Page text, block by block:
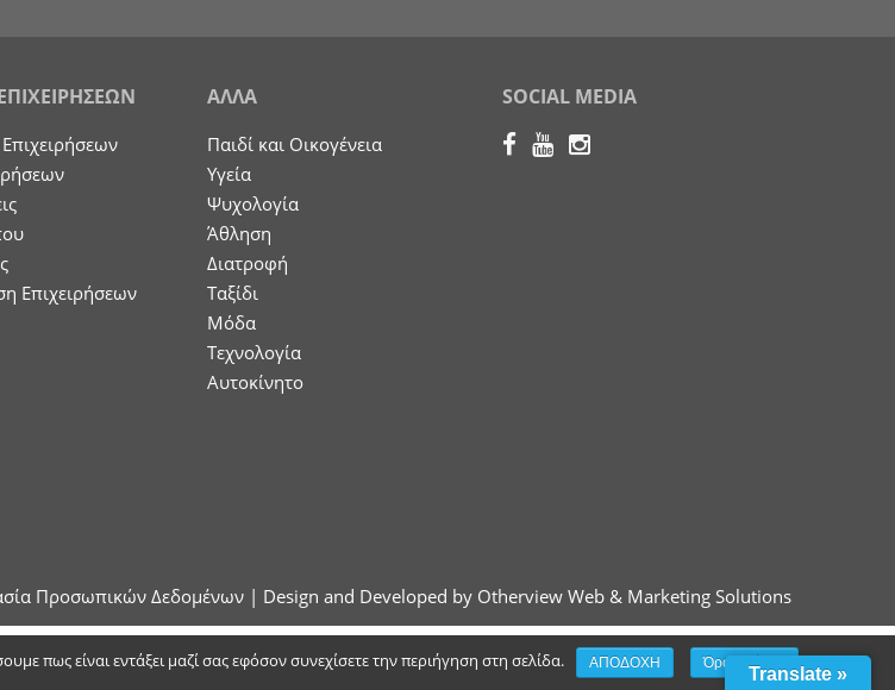
Επιχειρήσεων
ΑΛΛΑ
Παιδί και Οικογένεια
Υγεία
Ψυχολογία
Άθληση
Διατροφή
Ταξίδι
Μόδα
Τεχνολογία
Αυτοκίνητο
SOCIAL MEDIA
Προσωπικών Δεδομένων | Design and Developed by Otherview Web & Marketing Solutions
Translate »
πως είναι εντάξει μαζί σας εφόσον συνεχίσετε την περιήγηση στη σελίδα. ΑΠΟΔΟΧΗ Όροι χρήσης